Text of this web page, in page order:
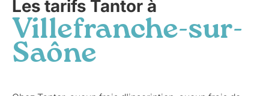
Les tarifs Tantor à
Villefranche-sur-
Saône